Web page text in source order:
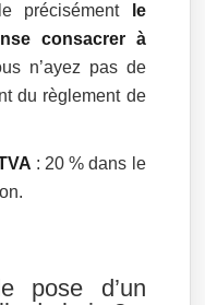
précisément
le
consacrer à
n’ayez pas de
du règlement de
: 20 % dans le
pose d’un